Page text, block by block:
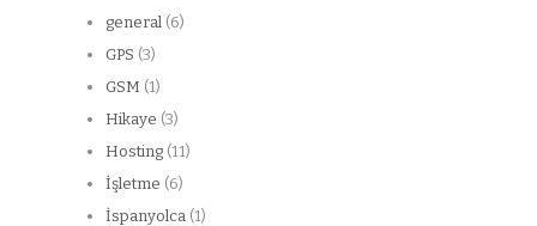
general (6)
GPS (3)
GSM (1)
Hikaye (3)
Hosting (11)
İşletme (6)
İspanyolca (1)